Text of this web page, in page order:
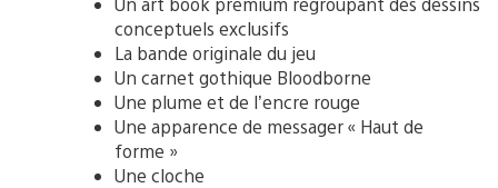
conceptuels exclusifs
La bande originale du jeu
Un carnet gothique Bloodborne
Une plume et de l’encre rouge
Une apparence de messager « Haut de
forme »
Une cloche